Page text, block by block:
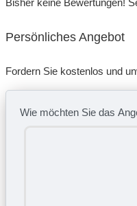
Bisher keine Bewertungen!
Persönliches Angebot
Fordern Sie kostenlos und
Wie möchten Sie das